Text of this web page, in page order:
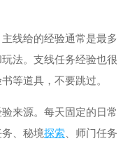
线给的经验通常是最多
玩法。支线任务经验也很
等道具，不要跳过。
来源。每天固定的日常
务、秘境探索 、师门任务